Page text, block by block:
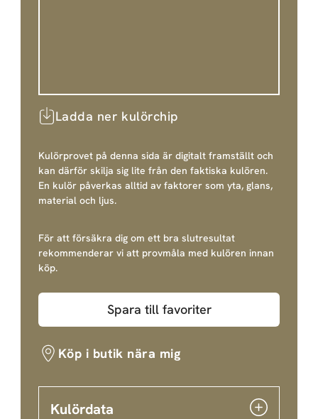
Ladda ner kulörchip
Kulörprovet på denna sida är digitalt framställt och
kan därför skilja sig lite från den faktiska kulören.
En kulör påverkas alltid av faktorer som yta, glans,
material och ljus.
För att försäkra dig om ett bra slutresultat
rekommenderar vi att provmåla med kulören innan
köp.
Spara till favoriter
Köp i butik nära mig
Kulördata